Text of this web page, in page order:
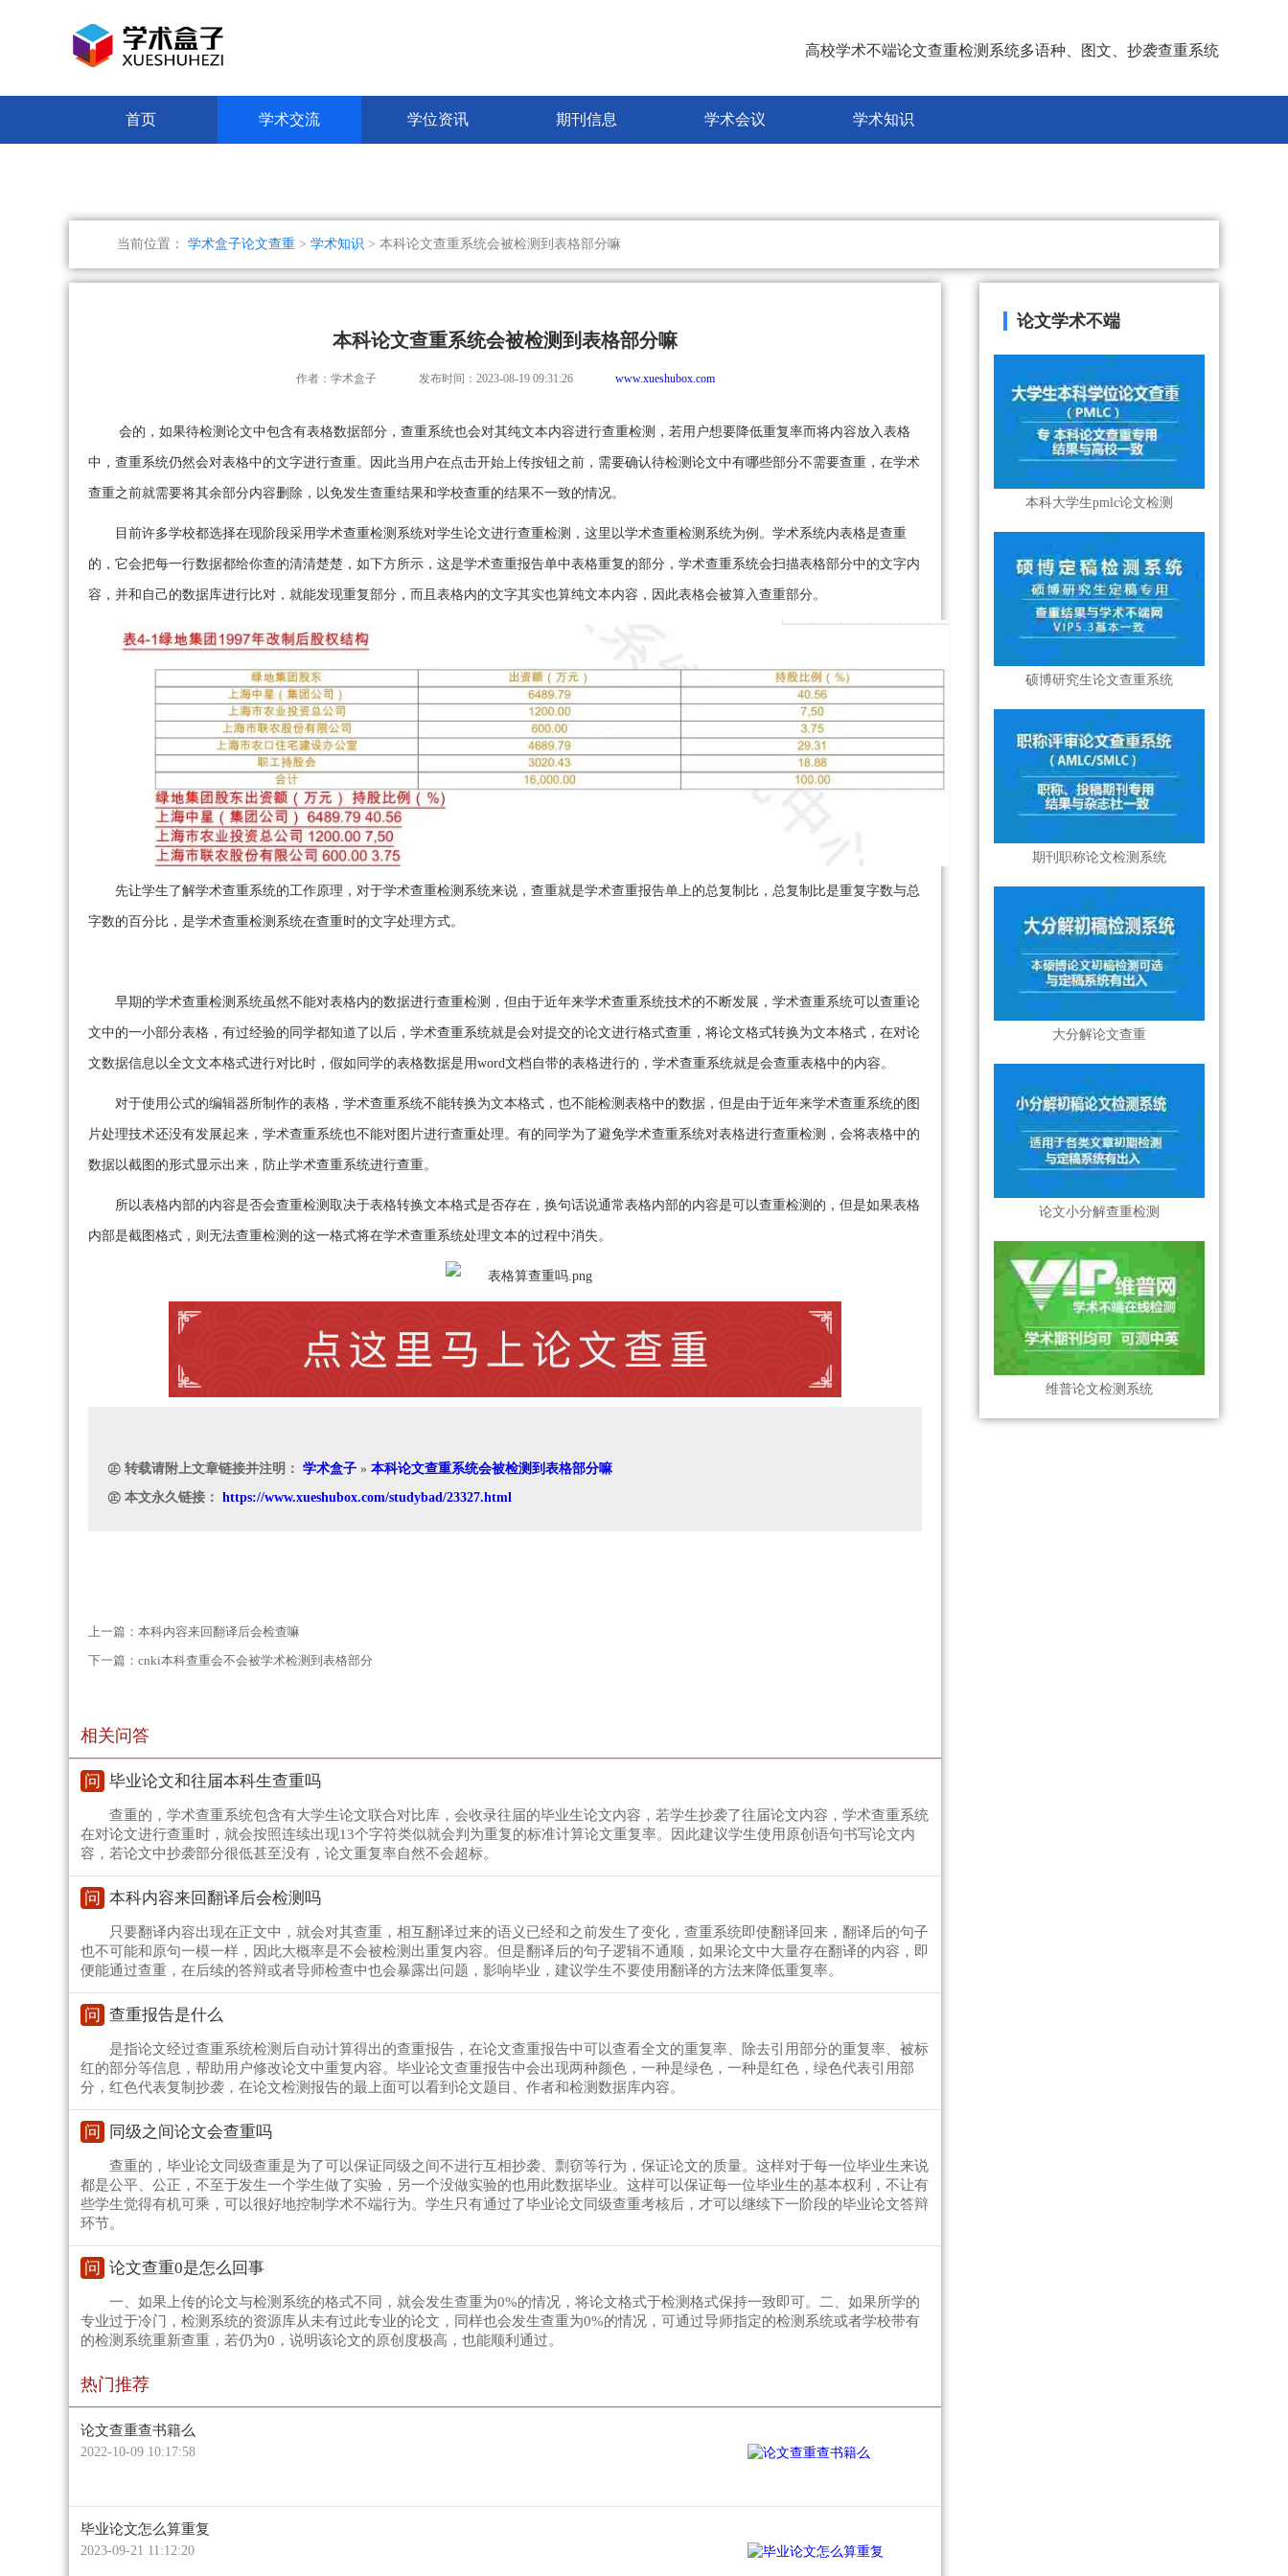
高校学术不端论文查重检测系统多语种、图文、抄袭查重系统
首页 学术交流 学位资讯 期刊信息 学术会议 学术知识
当前位置： 学术盒子论文查重 > 学术知识 > 本科论文查重系统会被检测到表格部分嘛
本科论文查重系统会被检测到表格部分嘛
作者：学术盒子 发布时间：2023-08-19 09:31:26 www.xueshubox.com
会的，如果待检测论文中包含有表格数据部分，查重系统也会对其纯文本内容进行查重检测，若用户想要降低重复率而将内容放入表格
中，查重系统仍然会对表格中的文字进行查重。因此当用户在点击开始上传按钮之前，需要确认待检测论文中有哪些部分不需要查重，在学术
查重之前就需要将其余部分内容删除，以免发生查重结果和学校查重的结果不一致的情况。
目前许多学校都选择在现阶段采用学术查重检测系统对学生论文进行查重检测，这里以学术查重检测系统为例。学术系统内表格是查重
的，它会把每一行数据都给你查的清清楚楚，如下方所示，这是学术查重报告单中表格重复的部分，学术查重系统会扫描表格部分中的文字内
容，并和自己的数据库进行比对，就能发现重复部分，而且表格内的文字其实也算纯文本内容，因此表格会被算入查重部分。
先让学生了解学术查重系统的工作原理，对于学术查重检测系统来说，查重就是学术查重报告单上的总复制比，总复制比是重复字数与总
字数的百分比，是学术查重检测系统在查重时的文字处理方式。
早期的学术查重检测系统虽然不能对表格内的数据进行查重检测，但由于近年来学术查重系统技术的不断发展，学术查重系统可以查重论
文中的一小部分表格，有过经验的同学都知道了以后，学术查重系统就是会对提交的论文进行格式查重，将论文格式转换为文本格式，在对论
文数据信息以全文文本格式进行对比时，假如同学的表格数据是用word文档自带的表格进行的，学术查重系统就是会查重表格中的内容。
对于使用公式的编辑器所制作的表格，学术查重系统不能转换为文本格式，也不能检测表格中的数据，但是由于近年来学术查重系统的图
片处理技术还没有发展起来，学术查重系统也不能对图片进行查重处理。有的同学为了避免学术查重系统对表格进行查重检测，会将表格中的
数据以截图的形式显示出来，防止学术查重系统进行查重。
所以表格内部的内容是否会查重检测取决于表格转换文本格式是否存在，换句话说通常表格内部的内容是可以查重检测的，但是如果表格
内部是截图格式，则无法查重检测的这一格式将在学术查重系统处理文本的过程中消失。
㊣ 转载请附上文章链接并注明： 学术盒子 » 本科论文查重系统会被检测到表格部分嘛
㊣ 本文永久链接： https://www.xueshubox.com/studybad/23327.html
上一篇： 本科内容来回翻译后会检查嘛
下一篇： cnki本科查重会不会被学术检测到表格部分
相关问答
问 毕业论文和往届本科生查重吗
查重的，学术查重系统包含有大学生论文联合对比库，会收录往届的毕业生论文内容，若学生抄袭了往届论文内容，学术查重系统
在对论文进行查重时，就会按照连续出现13个字符类似就会判为重复的标准计算论文重复率。因此建议学生使用原创语句书写论文内
容，若论文中抄袭部分很低甚至没有，论文重复率自然不会超标。
问 本科内容来回翻译后会检测吗
只要翻译内容出现在正文中，就会对其查重，相互翻译过来的语义已经和之前发生了变化，查重系统即使翻译回来，翻译后的句子
也不可能和原句一模一样，因此大概率是不会被检测出重复内容。但是翻译后的句子逻辑不通顺，如果论文中大量存在翻译的内容，即
便能通过查重，在后续的答辩或者导师检查中也会暴露出问题，影响毕业，建议学生不要使用翻译的方法来降低重复率。
问 查重报告是什么
是指论文经过查重系统检测后自动计算得出的查重报告，在论文查重报告中可以查看全文的重复率、除去引用部分的重复率、被标
红的部分等信息，帮助用户修改论文中重复内容。毕业论文查重报告中会出现两种颜色，一种是绿色，一种是红色，绿色代表引用部
分，红色代表复制抄袭，在论文检测报告的最上面可以看到论文题目、作者和检测数据库内容。
问 同级之间论文会查重吗
查重的，毕业论文同级查重是为了可以保证同级之间不进行互相抄袭、剽窃等行为，保证论文的质量。这样对于每一位毕业生来说
都是公平、公正，不至于发生一个学生做了实验，另一个没做实验的也用此数据毕业。这样可以保证每一位毕业生的基本权利，不让有
些学生觉得有机可乘，可以很好地控制学术不端行为。学生只有通过了毕业论文同级查重考核后，才可以继续下一阶段的毕业论文答辩
环节。
问 论文查重0是怎么回事
一、如果上传的论文与检测系统的格式不同，就会发生查重为0%的情况，将论文格式于检测格式保持一致即可。二、如果所学的
专业过于冷门，检测系统的资源库从未有过此专业的论文，同样也会发生查重为0%的情况，可通过导师指定的检测系统或者学校带有
的检测系统重新查重，若仍为0，说明该论文的原创度极高，也能顺利通过。
热门推荐
论文查重查书籍么
2022-10-09 10:17:58
毕业论文怎么算重复
2023-09-21 11:12:20
论文学术不端
本科大学生pmlc论文检测
硕博研究生论文查重系统
期刊职称论文检测系统
大分解论文查重
论文小分解查重检测
维普论文检测系统